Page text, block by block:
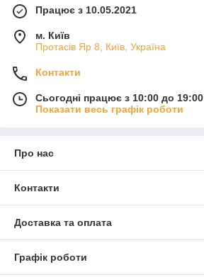
Працює з 10.05.2021
м. Київ
Протасів Яр 8, Київ, Україна
Контакти
Сьогодні працює з 10:00 до 19:00
Показати весь графік роботи
Про нас
Контакти
Доставка та оплата
Графік роботи